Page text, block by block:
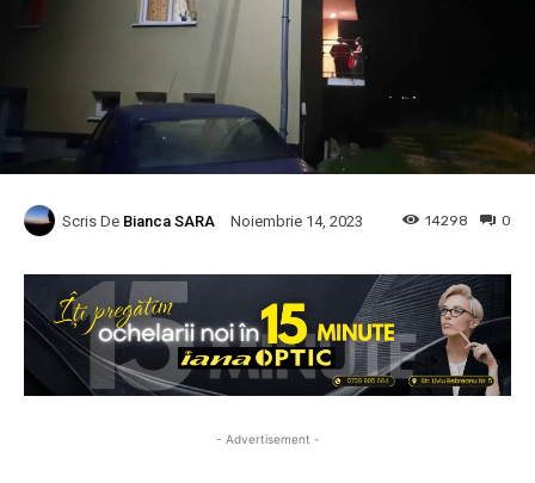
Scris De Bianca SARA Noiembrie 14, 2023 0
14298
- Advertisement -